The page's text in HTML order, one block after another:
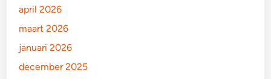
april 2026
maart 2026
januari 2026
december 2025